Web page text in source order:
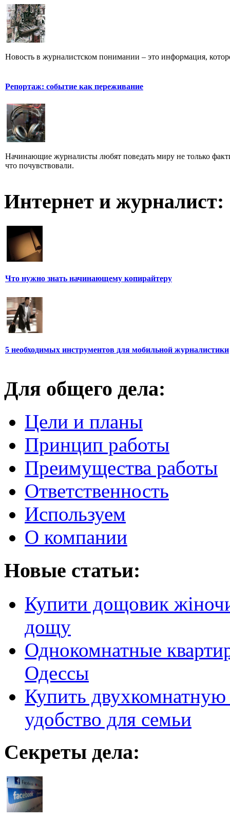
Новость в журналистском понимании – это информация,
Репортаж: событие как переживание
Начинающие журналисты любят поведать миру не только
что почувствовали.
Интернет и журналист:
Что нужно знать начинающему копирайтеру
5 необходимых инструментов для мобильной журналистики
Для общего дела:
Цели и планы
Принцип работы
Преимущества работы
Ответственность
Используем
О компании
Новые статьи:
Купити дощовик
дощу
Однокомнатные
Одессы
Купить
удобство для семьи
Секреты дела: